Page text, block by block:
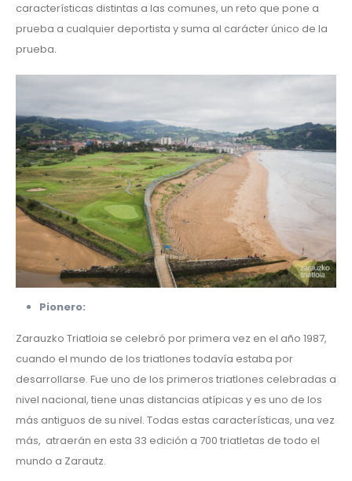
características distintas a las comunes, un reto que pone a
prueba a cualquier deportista y suma al carácter único de la
prueba.
Pionero:
Zarauzko Triatloia se celebró por primera vez en el año 1987,
cuando el mundo de los triatlones todavía estaba por
desarrollarse. Fue uno de los primeros triatlones celebradas a
nivel nacional, tiene unas distancias atípicas y es uno de los
más antiguos de su nivel. Todas estas características, una vez
más, atraerán en esta 33 edición a 700 triatletas de todo el
mundo a Zarautz.